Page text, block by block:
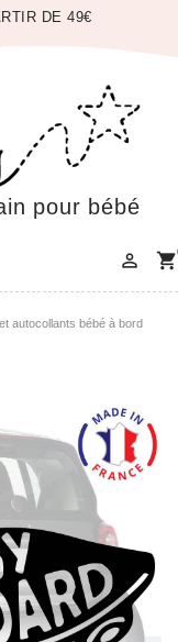
DE 49€
pour bébé
 shopping_cart
autocollants bébé à bord